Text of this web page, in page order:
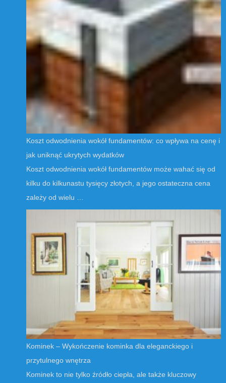
Koszt odwodnienia wokół fundamentów: co wpływa na cenę i
jak uniknąć ukrytych wydatków
Koszt odwodnienia wokół fundamentów może wahać się od
kilku do kilkunastu tysięcy złotych, a jego ostateczna cena
zależy od wielu …
Kominek – Wykończenie kominka dla eleganckiego i
przytulnego wnętrza
Kominek to nie tylko źródło ciepła, ale także kluczowy